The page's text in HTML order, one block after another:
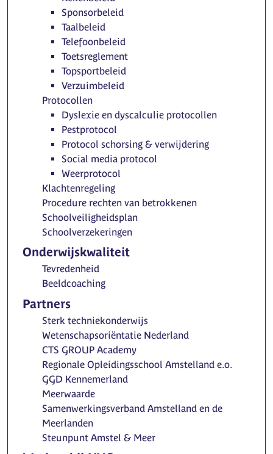
Sponsorbeleid
Taalbeleid
Telefoonbeleid
Toetsreglement
Topsportbeleid
Verzuimbeleid
Protocollen
Dyslexie en dyscalculie protocollen
Pestprotocol
Protocol schorsing & verwijdering
Social media protocol
Weerprotocol
Klachtenregeling
Procedure rechten van betrokkenen
Schoolveiligheidsplan
Schoolverzekeringen
Onderwijskwaliteit
Tevredenheid
Beeldcoaching
Partners
Sterk techniekonderwijs
Wetenschapsoriëntatie Nederland
CTS GROUP Academy
Regionale Opleidingsschool Amstelland e.o.
GGD Kennemerland
Meerwaarde
Samenwerkingsverband Amstelland en de
Meerlanden
Steunpunt Amstel & Meer